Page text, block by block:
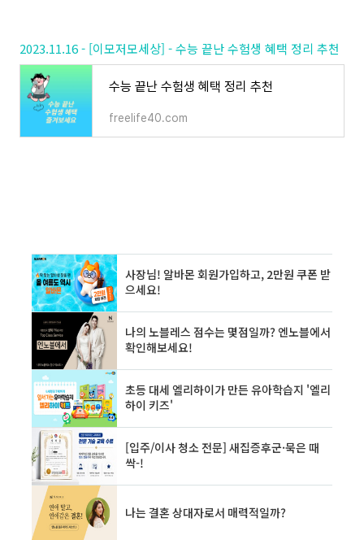
2023.11.16 - [이모저모세상] - 수능 끝난 수험생 혜택 정리 추천
수능 끝난 수험생 혜택 정리 추천
freelife40.com